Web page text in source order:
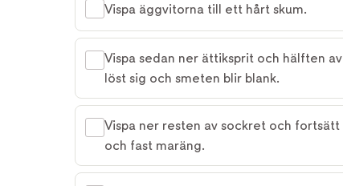
Vispa äggvitorna till ett hårt skum.
Vispa sedan ner ättiksprit och hälften
löst sig och smeten blir blank.
Vispa ner resten av sockret och
och fast maräng.